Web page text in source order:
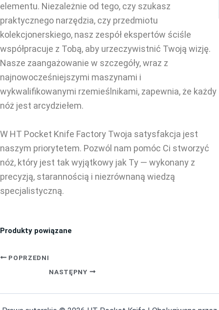
elementu. Niezależnie od tego, czy szukasz
praktycznego narzędzia, czy przedmiotu
kolekcjonerskiego, nasz zespół ekspertów ściśle
współpracuje z Tobą, aby urzeczywistnić Twoją wizję.
Nasze zaangażowanie w szczegóły, wraz z
najnowocześniejszymi maszynami i
wykwalifikowanymi rzemieślnikami, zapewnia, że każdy
nóż jest arcydziełem.
W HT Pocket Knife Factory Twoja satysfakcja jest
naszym priorytetem. Pozwól nam pomóc Ci stworzyć
nóż, który jest tak wyjątkowy jak Ty — wykonany z
precyzją, starannością i niezrównaną wiedzą
specjalistyczną.
Produkty powiązane
POPRZEDNI
NASTĘPNY